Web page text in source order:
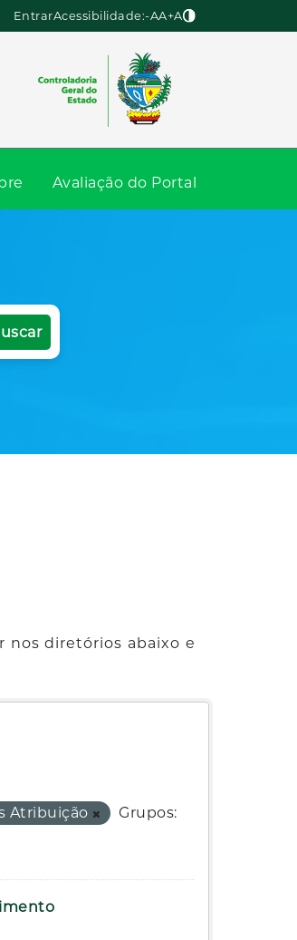
EntrarAcessibilidade:-AA+A
Avaliação do Portal
nos diretórios abaixo e
Atribuição
Grupos: